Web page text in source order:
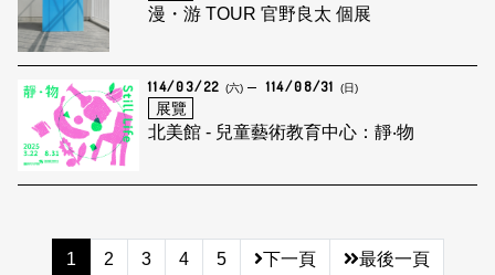
漫・游 TOUR 官野良太 個展
114/03/22 (六) 114/08/31 (日)
展覽
北美館 - 兒童藝術教育中心：靜‧物
1 2 3 4 5 下一頁 最後一頁